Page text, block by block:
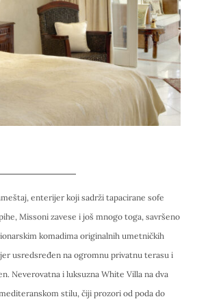
enterijer koji sadrži tapacirane sofe
Missoni zavese i još mnogo toga, savršeno
komadima originalnih umetničkih
usredsređen na ogromnu privatnu terasu i
Neverovatna i luksuzna White Villa na dva
stilu, čiji prozori od poda do